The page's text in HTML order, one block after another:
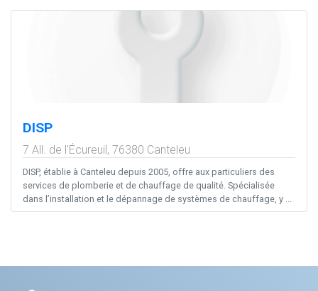
DISP
7 All. de l'Écureuil, 76380 Canteleu
DISP, établie à Canteleu depuis 2005, offre aux particuliers des
services de plomberie et de chauffage de qualité. Spécialisée
dans l’installation et le dépannage de systèmes de chauffage, y ...